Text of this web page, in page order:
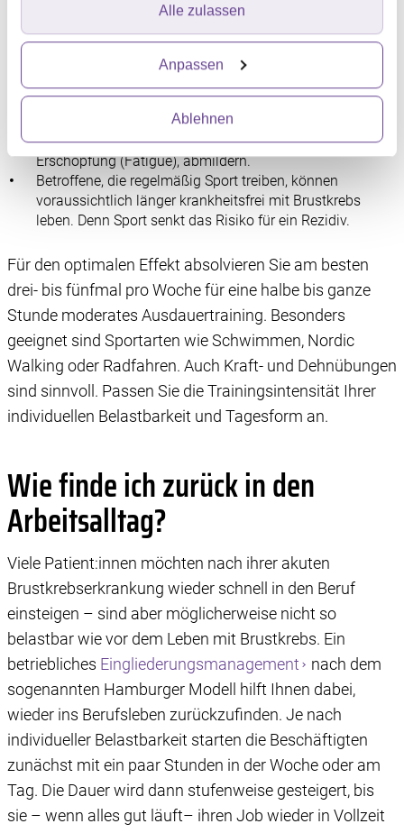
Trigger Symbol ändern oder widerrufen
Erfahren Sie mehr darüber, wie Ihre persönlichen Daten
verarbeitet werden, und legen Sie Ihre Präferenzen im
Abschnitt Einzelheitenfest.
Wir verwenden Dienste von Drittanbietern, die
Informationen im Endgerät eines Seitenbesuchers
speichern oder dort abrufen. Anschließend verarbeiten
wir die Informationen weiter. Dies alles hilft uns, unsere
Website optimal zu gestalten und fortlaufend zu
Verarbeitung benötigen wir Ihre Einwilligung. Ihre
Einwilligung können Sie mit Wirkung für die Zukunft
widerrufen, indem Sie auf das runde Icon in der linken
unteren Ecke klicken. Weitere Informationen finden Sie in
unserer Datenschutzerklärung.
Alle zulassen
Anpassen
Ablehnen
positive Effekte, von denen Brustkrebs-Patient:innen
profitieren:
macht es belastbarer.
Durch Sport lassen sich Nebenwirkungen der
Chemotherapie, wie zum Beispiel chronische
Erschöpfung (Fatigue), abmildern.
Betroffene, die regelmäßig Sport treiben, können
voraussichtlich länger krankheitsfrei mit Brustkrebs
leben. Denn Sport senkt das Risiko für ein Rezidiv.
Für den optimalen Effekt absolvieren Sie am besten
drei- bis fünfmal pro Woche für eine halbe bis ganze
Stunde moderates Ausdauertraining. Besonders
geeignet sind Sportarten wie Schwimmen, Nordic
Walking oder Radfahren. Auch Kraft- und Dehnübungen
sind sinnvoll. Passen Sie die Trainingsintensität Ihrer
individuellen Belastbarkeit und Tagesform an.
Wie finde ich zurück in den
Arbeitsalltag?
Viele Patient:innen möchten nach ihrer akuten
Brustkrebserkrankung wieder schnell in den Beruf
einsteigen – sind aber möglicherweise nicht so
belastbar wie vor dem Leben mit Brustkrebs. Ein
betriebliches Eingliederungsmanagement
nach dem
sogenannten Hamburger Modell hilft Ihnen dabei,
wieder ins Berufsleben zurückzufinden. Je nach
individueller Belastbarkeit starten die Beschäftigten
zunächst mit ein paar Stunden in der Woche oder am
Tag. Die Dauer wird dann stufenweise gesteigert, bis
sie – wenn alles gut läuft– ihren Job wieder in Vollzeit